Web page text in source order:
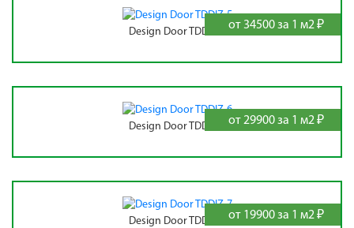
от 34500 за 1 м2 ₽
Design Door TDDIZ-5
от 29900 за 1 м2 ₽
Design Door TDDIZ-6
от 19900 за 1 м2 ₽
Design Door TDDIZ-7